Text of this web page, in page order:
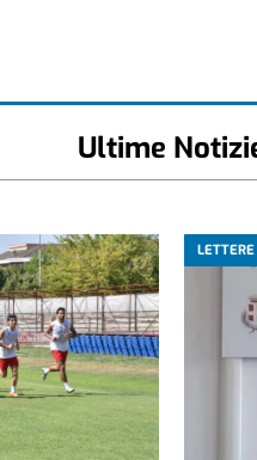
Ultime